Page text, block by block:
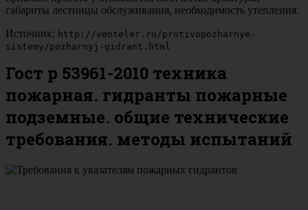
габариты лестницы обслуживания, необходимость утепления.
Источник: http://venteler.ru/protivopozharnye-
sistemy/pozharnyj-gidrant.html
Гост р 53961-2010 техника
пожарная. гидранты пожарные
подземные. общие технические
требования. методы испытаний